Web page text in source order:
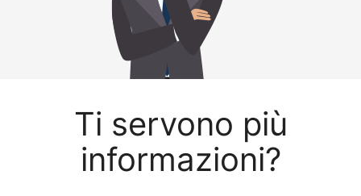
Ti servono più
informazioni?